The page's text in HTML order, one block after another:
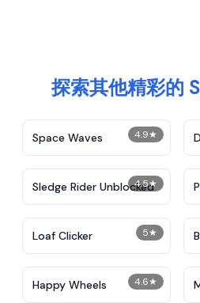
探索其他精彩的
4.9★
Space Waves
4.5★
Sledge Rider Unblocked
5★
Loaf Clicker
4.6★
Happy Wheels